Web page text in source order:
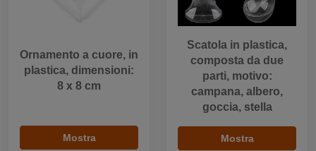
Ornamento a cuore, in
plastica, dimensioni:
8 x 8 cm
Mostra
Scatola in plastica,
composta da due
parti, motivo:
campana, albero,
goccia, stella
Mostra